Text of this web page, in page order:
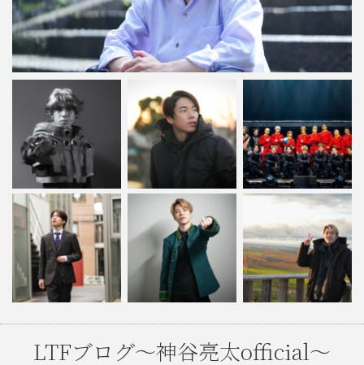
LTFブログ〜神谷亮太official〜